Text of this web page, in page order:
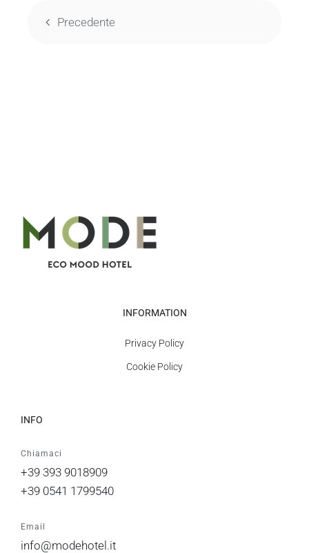
Precedente
INFORMATION
Privacy Policy
Cookie Policy
INFO
Chiamaci
+39 393 9018909
+39 0541 1799540
Email
info@modehotel.it